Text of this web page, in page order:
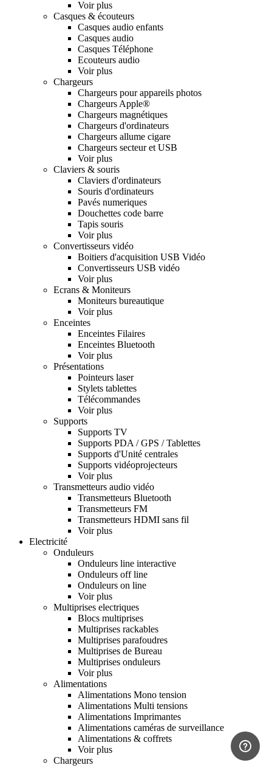
Voir plus
Casques & écouteurs
Casques audio enfants
Casques audio
Casques Téléphone
Ecouteurs audio
Voir plus
Chargeurs
Chargeurs pour appareils photos
Chargeurs Apple®
Chargeurs magnétiques
Chargeurs d'ordinateurs
Chargeurs allume cigare
Chargeurs secteur et USB
Voir plus
Claviers & souris
Claviers d'ordinateurs
Souris d'ordinateurs
Pavés numeriques
Douchettes code barre
Tapis souris
Voir plus
Convertisseurs vidéo
Boitiers d'acquisition USB Vidéo
Convertisseurs USB vidéo
Voir plus
Ecrans & Moniteurs
Moniteurs bureautique
Voir plus
Enceintes
Enceintes Filaires
Enceintes Bluetooth
Voir plus
Présentations
Pointeurs laser
Stylets tablettes
Télécommandes
Voir plus
Supports
Supports TV
Supports PDA / GPS / Tablettes
Supports d'Unité centrales
Supports vidéoprojecteurs
Voir plus
Transmetteurs audio vidéo
Transmetteurs Bluetooth
Transmetteurs FM
Transmetteurs HDMI sans fil
Voir plus
Electricité
Onduleurs
Onduleurs line interactive
Onduleurs off line
Onduleurs on line
Voir plus
Multiprises electriques
Blocs multiprises
Multiprises rackables
Multiprises parafoudres
Multiprises de Bureau
Multiprises onduleurs
Voir plus
Alimentations
Alimentations Mono tension
Alimentations Multi tensions
Alimentations Imprimantes
Alimentations caméras de surveillance
Alimentations & coffrets
Voir plus
Chargeurs